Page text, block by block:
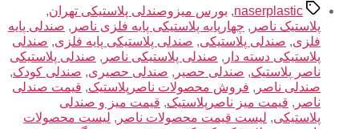
برچسب‌ها
naserplastic
, بورس میزوصندلی پلاستیکی تهران,
پلاستیک ناصر , چهارپایه پلاستیکی پایه فلزی ناصر , صندلی پایه
فلزی, صندلی پلاستیکی, صندلی پلاستیکی پایه فلزی, صندلی
پلاستیکی دسته دار , صندلی پلاستیکی ناصر , صندلی پلاستیکی
ناصر پلاستیک, صندلی حصیر , صندلی حصیری, صندلی کودک,
صندلی ناصر , فروش محصولات ناصرپلاستیک, قیمت صندلی
ناصر , قیمت میز ناصرپلاستیک, قیمت میز و صندلی
پلاستیکی, لیست قیمت محصولات ناصر , لیست محصولات